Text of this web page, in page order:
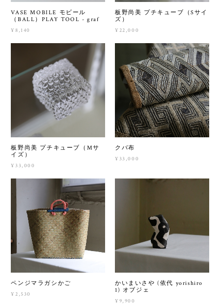
VASE MOBILE モビール
（BALL）PLAY TOOL - graf
¥8,140
板野尚美 プチキューブ（Sサイ
ズ）
¥22,000
板野尚美 プチキューブ（Mサ
イズ）
¥33,000
クバ布
¥33,000
ペンジマラガシかご
¥2,530
かいまいさや (依代 yorishiro
1) オブジェ
¥9,900